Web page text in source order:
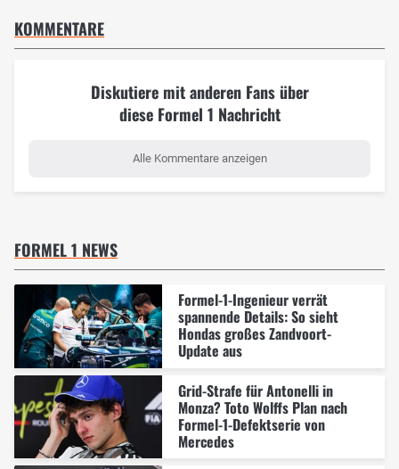
KOMMENTARE
Diskutiere mit anderen Fans über
diese Formel 1 Nachricht
Alle Kommentare anzeigen
FORMEL 1 NEWS
Formel-1-Ingenieur verrät
spannende Details: So sieht
Hondas großes Zandvoort-
Update aus
Grid-Strafe für Antonelli in
Monza? Toto Wolffs Plan nach
Formel-1-Defektserie von
Mercedes